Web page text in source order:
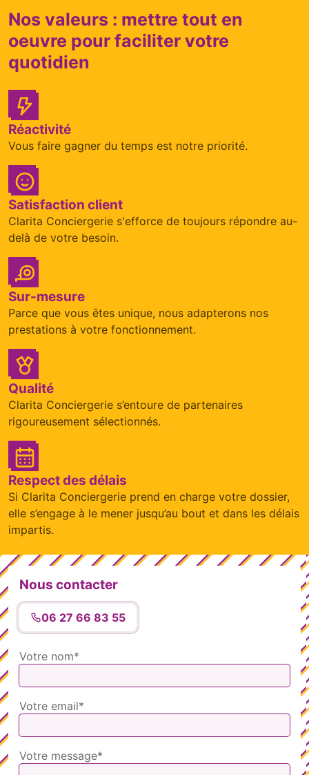
Nos valeurs : mettre tout en
oeuvre pour faciliter votre
quotidien
Réactivité
Vous faire gagner du temps est notre priorité.
Satisfaction client
Clarita Conciergerie s'efforce de toujours répondre au-
delà de votre besoin.
Sur-mesure
Parce que vous êtes unique, nous adapterons nos
prestations à votre fonctionnement.
Qualité
Clarita Conciergerie s’entoure de partenaires
rigoureusement sélectionnés.
Respect des délais
Si Clarita Conciergerie prend en charge votre dossier,
elle s’engage à le mener jusqu’au bout et dans les délais
impartis.
Nous contacter
06 27 66 83 55
Votre nom*
Votre email*
Votre message*